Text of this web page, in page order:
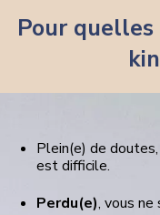
Pour
Plein(e) de
est difficile.
Perdu(e), vous ne